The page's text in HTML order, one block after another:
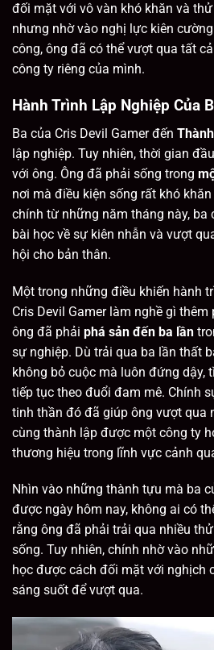
đối mặt với vô vàn khó khăn và
nhưng nhờ vào nghị lực kiên
công, ông đã có thể vượt qua tất
công ty riêng của mình.
Hành Trình Lập Nghiệp Của
Ba của Cris Devil Gamer đến
lập nghiệp. Tuy nhiên, thời gian
với ông. Ông đã phải sống trong
nơi mà điều kiện sống rất khó
chính từ những năm tháng này, ba
bài học về sự kiên nhẫn và vượt
hội cho bản thân.
Một trong những điều khiến hành
Cris Devil Gamer làm nghề gì
ông đã phải phá sản đến ba lần
sự nghiệp. Dù trải qua ba lần thất
không bỏ cuộc mà luôn đứng dậy,
tiếp tục theo đuổi đam mê. Chính
tinh thần đó đã giúp ông vượt qua
cùng thành lập được một công ty
thương hiệu trong lĩnh vực cảnh
Nhìn vào những thành tựu mà ba
được ngày hôm nay, không ai có
rằng ông đã phải trải qua nhiều
sống. Tuy nhiên, chính nhờ vào
học được cách đối mặt với nghịch
sáng suốt để vượt qua.